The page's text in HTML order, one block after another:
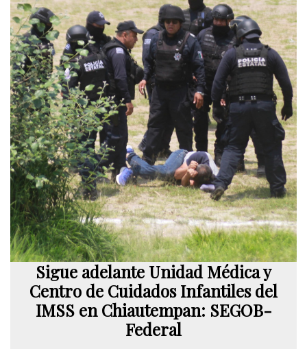
Sigue adelante Unidad Médica y
Centro de Cuidados Infantiles del
IMSS en Chiautempan: SEGOB-
Federal